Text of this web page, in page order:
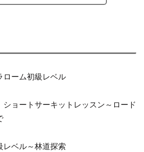
ローム初級レベル
ョートサーキットレッスン～ロード
ベル～林道探索